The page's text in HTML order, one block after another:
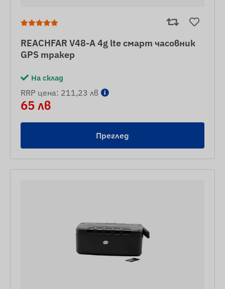
REACHFAR V48-A 4g lte смарт часовник
GPS тракер
На склад
RRP цена: 211,23 лв
65 лв
Преглед